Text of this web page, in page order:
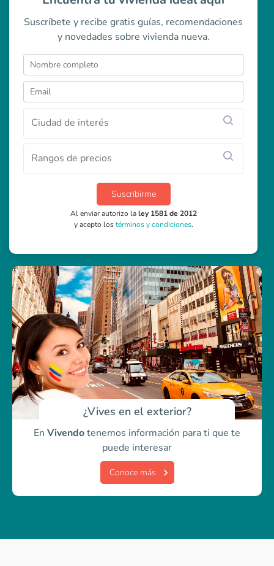
Suscríbete y recibe gratis guías, recomendaciones
y novedades sobre vivienda nueva.
Ciudad de interés
Rangos de precios
Suscribirme
Al enviar autorizo laley 1581 de 2012
y acepto lostérminos y condiciones.
¿Vives en el exterior?
En Vivendotenemos información para ti que te
puede interesar
Conoce más